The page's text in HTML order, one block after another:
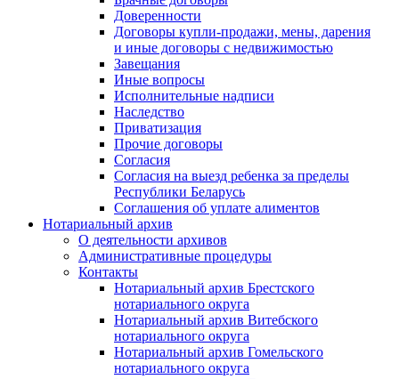
Доверенности
Договоры купли-продажи, мены, дарения
и иные договоры с недвижимостью
Завещания
Иные вопросы
Исполнительные надписи
Наследство
Приватизация
Прочие договоры
Согласия
Согласия на выезд ребенка за пределы
Республики Беларусь
Соглашения об уплате алиментов
Нотариальный архив
О деятельности архивов
Административные процедуры
Контакты
Нотариальный архив Брестского
нотариального округа
Нотариальный архив Витебского
нотариального округа
Нотариальный архив Гомельского
нотариального округа